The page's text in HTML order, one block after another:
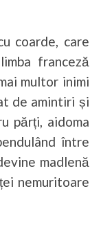
coarde, care
franceză
multor inimi
de amintiri și
părți, aidoma
între
madlenă
nemuritoare